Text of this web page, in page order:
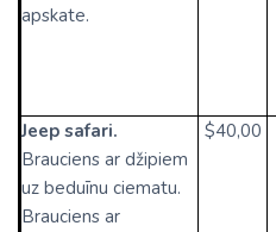
apskate.
Jeep safari.
Brauciens ar džipiem
uz beduīnu ciematu.
Brauciens ar
$40,00